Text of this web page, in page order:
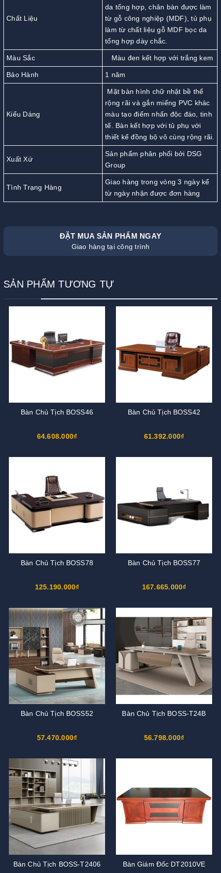
Chất Liệu
da tổng hợp, chân bàn được làm
từ gỗ công nghiệp (MDF), tủ phụ
làm từ chất liệu gỗ MDF bọc da
tổng hợp dày chắc.
Màu Sắc Màu đen kết hợp với trắng kem
Bảo Hành 1 năm
Kiểu Dáng
Mặt bàn hình chữ nhật bề thế
rộng rãi và gắn miếng PVC khác
màu tạo điểm nhấn độc đáo, tinh
tế. Bàn kết hợp với tủ phụ với
thiết kế đồng bộ vô cùng rộng rãi.
Xuất Xứ
Sản phẩm phân phối bởi DSG
Group
Tình Trạng Hàng
Giao hàng trong vòng 3 ngày kể
từ ngày nhận được đơn hàng
ĐẶT MUA SẢN PHẨM NGAY
Giao hàng tại công trình
SẢN PHẨM TƯƠNG TỰ
Bàn Chủ Tịch BOSS46
64.608.000₫
Bàn Chủ Tịch BOSS42
61.392.000₫
Bàn Chủ Tịch BOSS78
125.190.000₫
Bàn Chủ Tịch BOSS77
167.665.000₫
Bàn Chủ Tịch BOSS52
57.470.000₫
Bàn Chủ Tịch BOSS-T24B
56.798.000₫
Bàn Chủ Tịch BOSS-T2406 Bàn Giám Đốc DT2010VE